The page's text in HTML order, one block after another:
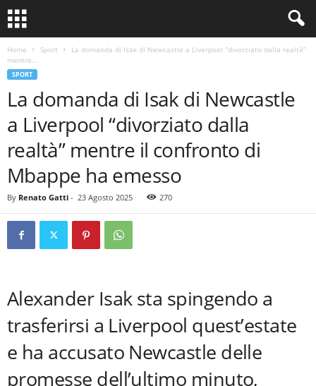
Home Sport
La domanda di Isak di Newcastle a Liverpool “divorziato dalla realtà”
mentre...
SPORT
La domanda di Isak di Newcastle
a Liverpool “divorziato dalla
realtà” mentre il confronto di
Mbappe ha emesso
By Renato Gatti - 23 Agosto 2025 270
Alexander Isak sta spingendo a
trasferirsi a Liverpool quest’estate
e ha accusato Newcastle delle
promesse dell’ultimo minuto,